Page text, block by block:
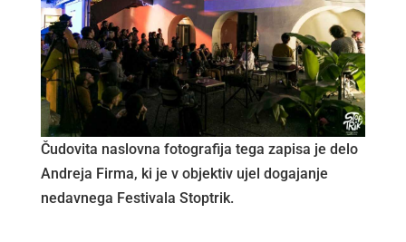
Čudovita naslovna fotografija tega zapisa je delo
Andreja Firma, ki je v objektiv ujel dogajanje
nedavnega Festivala Stoptrik.